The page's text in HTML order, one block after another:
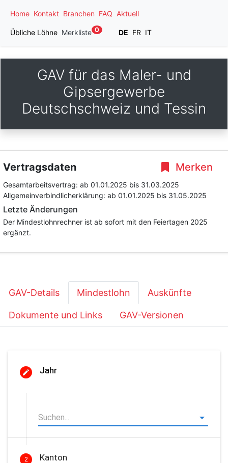
Home Kontakt Branchen FAQ Aktuell
Übliche Löhne Merkliste 0 DE FR IT
GAV für das Maler- und
Gipsergewerbe
Deutschschweiz und Tessin
Merken
Vertragsdaten
Gesamtarbeitsvertrag: ab 01.01.2025 bis 31.03.2025
Allgemeinverbindlicherklärung: ab 01.01.2025 bis 31.05.2025
Letzte Änderungen
Der Mindestlohnrechner ist ab sofort mit den Feiertagen 2025
ergänzt.
GAV-Details Mindestlohn Auskünfte
Dokumente und Links GAV-Versionen
Jahr
2 Kanton